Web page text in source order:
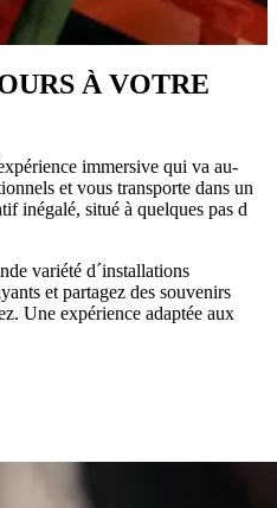
À VOTRE
immersive qui va au-
et vous transporte dans un
inégalé, situé à quelques pas d
variété d´installations
et partagez des souvenirs
Une expérience adaptée aux